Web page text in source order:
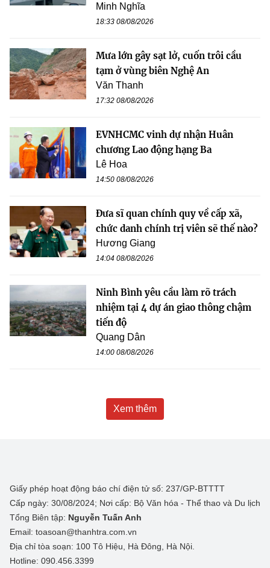
Minh Nghĩa
18:33 08/08/2026
Mưa lớn gây sạt lở, cuốn trôi cầu
tạm ở vùng biên Nghệ An
Văn Thanh
17:32 08/08/2026
EVNHCMC vinh dự nhận Huân
chương Lao động hạng Ba
Lê Hoa
14:50 08/08/2026
Đưa sĩ quan chính quy về cấp xã,
chức danh chính trị viên sẽ thế nào?
Hương Giang
14:04 08/08/2026
Ninh Bình yêu cầu làm rõ trách
nhiệm tại 4 dự án giao thông chậm
tiến độ
Quang Dân
14:00 08/08/2026
Xem thêm
Giấy phép hoạt động báo chí điện tử số: 237/GP-BTTTT
Cấp ngày: 30/08/2024; Nơi cấp: Bộ Văn hóa - Thể thao và Du lịch
Tổng Biên tập: Nguyễn Tuấn Anh
Email: toasoan@thanhtra.com.vn
Địa chỉ tòa soạn: 100 Tô Hiệu, Hà Đông, Hà Nội.
Hotline: 090.456.3399